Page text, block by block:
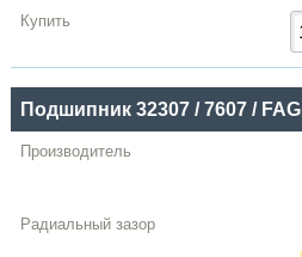
Подшипник 32307 / 7607 / FAG